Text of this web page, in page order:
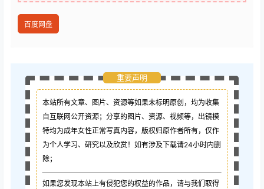
百度网盘
重要声明
本站所有文章、图片、资源等如果未标明原创，均为收集
自互联网公开资源； 分享的图片、资源、视频等，出镜模
特均为成年女性正常写真内容，版权归原作者所有，仅作
为个人学习、研究以及欣赏！如有涉及下载请24小时内删
除；
如果您发现本站上有侵犯您的权益的作品，请与我们取得